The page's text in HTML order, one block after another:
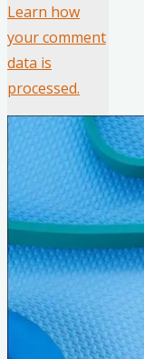
Learn how
your comment
data is
processed.